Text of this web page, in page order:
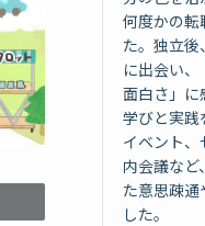
何度かの転
た。独立
に出会い
面白さ」に
学びと実践
イベント
内会議など
た意思疎通
した。